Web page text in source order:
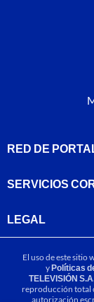
RED DE
SERVICIOS
LEGAL
El uso de este sitio
yPolíticas
TELEVISIÓN
reproducción total
autorización